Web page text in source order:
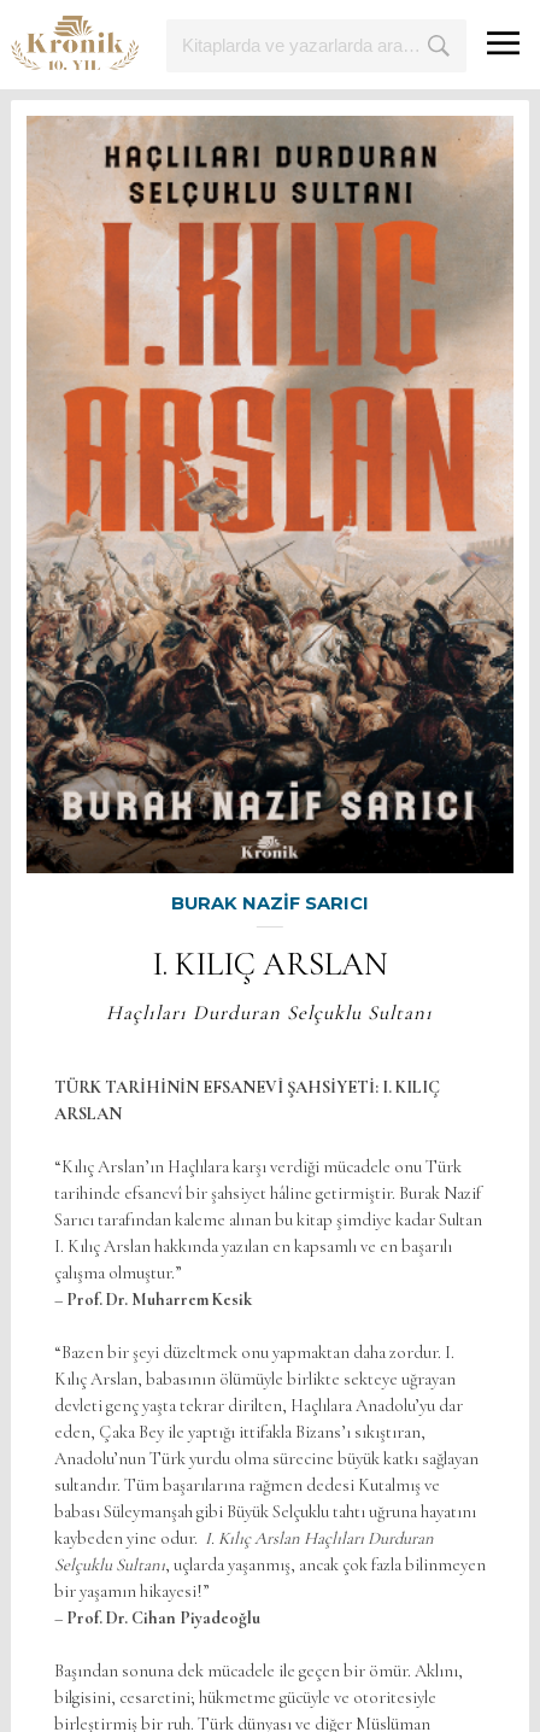
BURAK NAZİF SARICI
I. KILIÇ ARSLAN
Haçlıları Durduran Selçuklu Sultanı
TÜRK TARİHİNİN EFSANEVÎ ŞAHSİYETİ: I. KILIÇ
ARSLAN
“Kılıç Arslan’ın Haçlılara karşı verdiği mücadele onu Türk
tarihinde efsanevî bir şahsiyet hâline getirmiştir. Burak Nazif
Sarıcı tarafından kaleme alınan bu kitap şimdiye kadar Sultan
I. Kılıç Arslan hakkında yazılan en kapsamlı ve en başarılı
çalışma olmuştur.”
– Prof. Dr. Muharrem Kesik
“Bazen bir şeyi düzeltmek onu yapmaktan daha zordur. I.
Kılıç Arslan, babasının ölümüyle birlikte sekteye uğrayan
devleti genç yaşta tekrar dirilten, Haçlılara Anadolu’yu dar
eden, Çaka Bey ile yaptığı ittifakla Bizans’ı sıkıştıran,
Anadolu’nun Türk yurdu olma sürecine büyük katkı sağlayan
sultandır. Tüm başarılarına rağmen dedesi Kutalmış ve
babası Süleymanşah gibi Büyük Selçuklu tahtı uğruna hayatını
kaybeden yine odur. I. Kılıç Arslan Haçlıları Durduran
Selçuklu Sultanı, uçlarda yaşanmış, ancak çok fazla bilinmeyen
bir yaşamın hikayesi!”
– Prof. Dr. Cihan Piyadeoğlu
Başından sonuna dek mücadele ile geçen bir ömür. Aklını,
bilgisini, cesaretini; hükmetme gücüyle ve otoritesiyle
birleştirmiş bir ruh. Türk dünyası ve diğer Müslüman